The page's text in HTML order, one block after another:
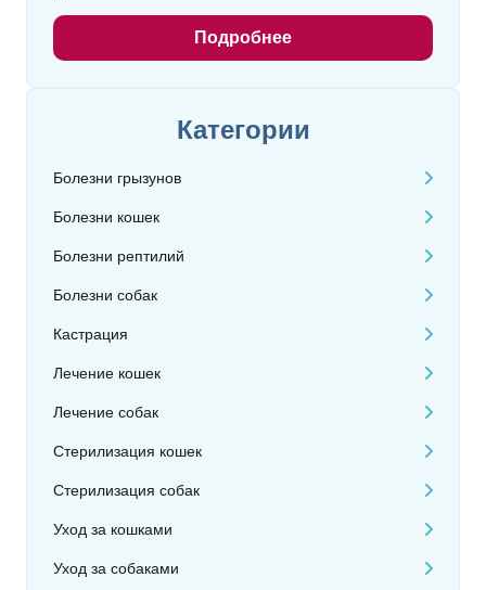
Подробнее
Категории
Болезни грызунов
Болезни кошек
Болезни рептилий
Болезни собак
Кастрация
Лечение кошек
Лечение собак
Стерилизация кошек
Стерилизация собак
Уход за кошками
Уход за собаками